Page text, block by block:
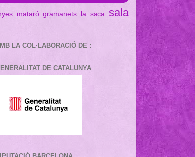
mataró gramanets la saca
sala
LA COL·LABORACIÓ DE :
DE CATALUNYA